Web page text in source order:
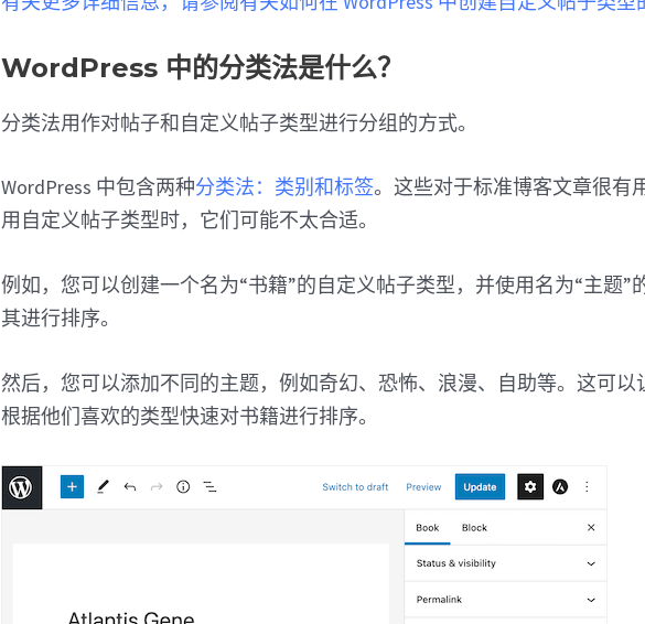
WordPress 中的分类法是什么？
分类法用作对帖子和自定义帖子类型进行分组的方式。
WordPress 中包含两种分类法： 类别和标签。这些对于标准博客文章很有
用自定义帖子类型时，它们可能不太合适。
例如，您可以创建一个名为“书籍”的自定义帖子类型，并使用名为“主题”
其进行排序。
然后，您可以添加不同的主题，例如奇幻、恐怖、浪漫、自助等。这可以
根据他们喜欢的类型快速对书籍进行排序。